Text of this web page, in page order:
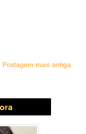
Postagem mais antiga